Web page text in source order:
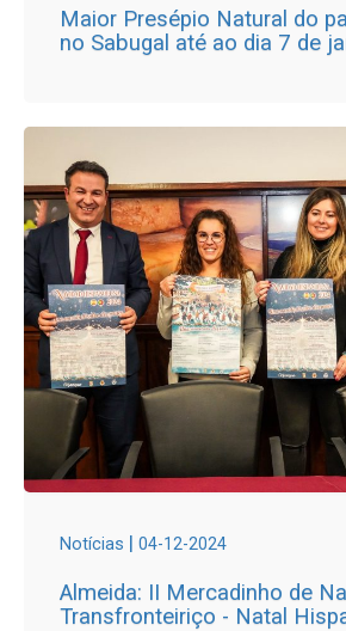
Maior Presépio Natural do
no Sabugal até ao dia 7 de
Notícias | 04-12-2024
Almeida: II Mercadinho de
Transfronteiriço - Natal